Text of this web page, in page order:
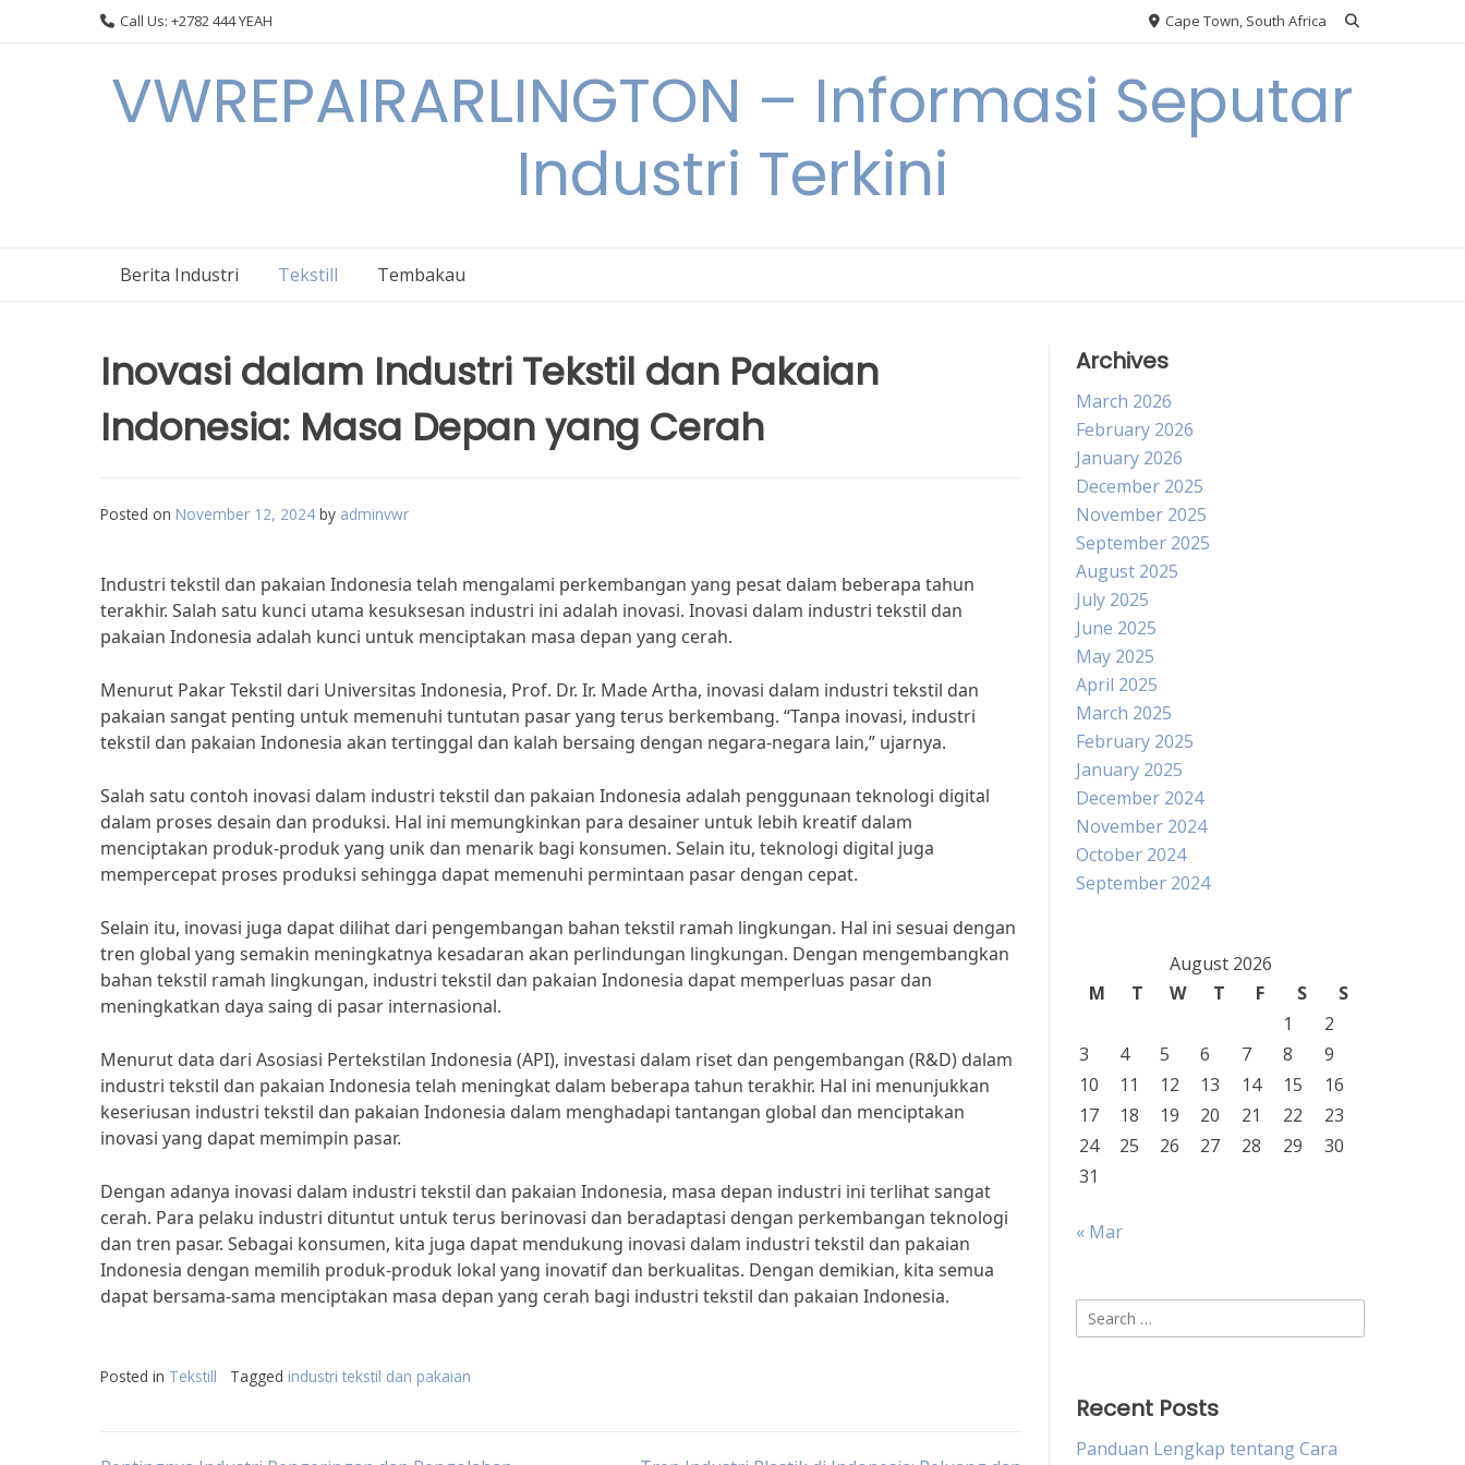
Call Us: +2782 444 YEAH Cape Town, South Africa
VWREPAIRARLINGTON – Informasi Seputar
Industri Terkini
Berita Industri Tekstill Tembakau
Inovasi dalam Industri Tekstil dan Pakaian
Indonesia: Masa Depan yang Cerah
Posted on November 12, 2024 by adminvwr
Industri tekstil dan pakaian Indonesia telah mengalami perkembangan yang pesat dalam beberapa tahun
terakhir. Salah satu kunci utama kesuksesan industri ini adalah inovasi. Inovasi dalam industri tekstil dan
pakaian Indonesia adalah kunci untuk menciptakan masa depan yang cerah.
Menurut Pakar Tekstil dari Universitas Indonesia, Prof. Dr. Ir. Made Artha, inovasi dalam industri tekstil dan
pakaian sangat penting untuk memenuhi tuntutan pasar yang terus berkembang. “Tanpa inovasi, industri
tekstil dan pakaian Indonesia akan tertinggal dan kalah bersaing dengan negara-negara lain,” ujarnya.
Salah satu contoh inovasi dalam industri tekstil dan pakaian Indonesia adalah penggunaan teknologi digital
dalam proses desain dan produksi. Hal ini memungkinkan para desainer untuk lebih kreatif dalam
menciptakan produk-produk yang unik dan menarik bagi konsumen. Selain itu, teknologi digital juga
mempercepat proses produksi sehingga dapat memenuhi permintaan pasar dengan cepat.
Selain itu, inovasi juga dapat dilihat dari pengembangan bahan tekstil ramah lingkungan. Hal ini sesuai dengan
tren global yang semakin meningkatnya kesadaran akan perlindungan lingkungan. Dengan mengembangkan
bahan tekstil ramah lingkungan, industri tekstil dan pakaian Indonesia dapat memperluas pasar dan
meningkatkan daya saing di pasar internasional.
Menurut data dari Asosiasi Pertekstilan Indonesia (API), investasi dalam riset dan pengembangan (R&D) dalam
industri tekstil dan pakaian Indonesia telah meningkat dalam beberapa tahun terakhir. Hal ini menunjukkan
keseriusan industri tekstil dan pakaian Indonesia dalam menghadapi tantangan global dan menciptakan
inovasi yang dapat memimpin pasar.
Dengan adanya inovasi dalam industri tekstil dan pakaian Indonesia, masa depan industri ini terlihat sangat
cerah. Para pelaku industri dituntut untuk terus berinovasi dan beradaptasi dengan perkembangan teknologi
dan tren pasar. Sebagai konsumen, kita juga dapat mendukung inovasi dalam industri tekstil dan pakaian
Indonesia dengan memilih produk-produk lokal yang inovatif dan berkualitas. Dengan demikian, kita semua
dapat bersama-sama menciptakan masa depan yang cerah bagi industri tekstil dan pakaian Indonesia.
Posted in Tekstill Tagged industri tekstil dan pakaian
Archives
March 2026
February 2026
January 2026
December 2025
November 2025
September 2025
August 2025
July 2025
June 2025
May 2025
April 2025
March 2025
February 2025
January 2025
December 2024
November 2024
October 2024
September 2024
August 2026
M
T W T F S
S
1
2
3
4 5 6 7 8
9
10
11 12 13 14 15
16
17
18 19 20 21 22
23
24
25 26 27 28 29
30
31
« Mar
Search
for:
Recent Posts
Panduan Lengkap tentang Cara